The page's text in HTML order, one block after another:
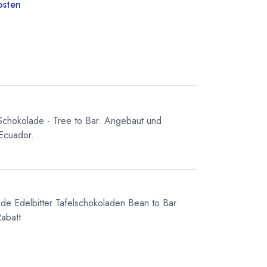
- Tree to Bar. Angebaut und
Edelbitter Tafelschokoladen Bean to Bar